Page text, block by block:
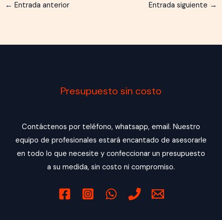
← Entrada anterior Entrada siguiente →
Presupuesto sin costo
Contáctenos por teléfono, whatsapp, email. Nuestro
equipo de profesionales estará encantado de asesorarle
en todo lo que necesite y confeccionar un presupuesto
a su medida, sin costo ni compromiso.